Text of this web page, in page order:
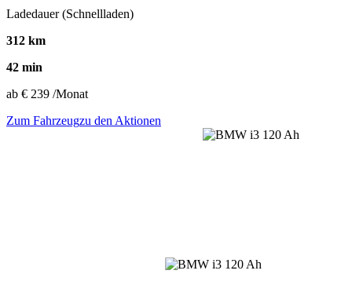
Ladedauer (Schnellladen)
312 km
42 min
ab € 239 /Monat
Zum Fahrzeugzu den Aktionen